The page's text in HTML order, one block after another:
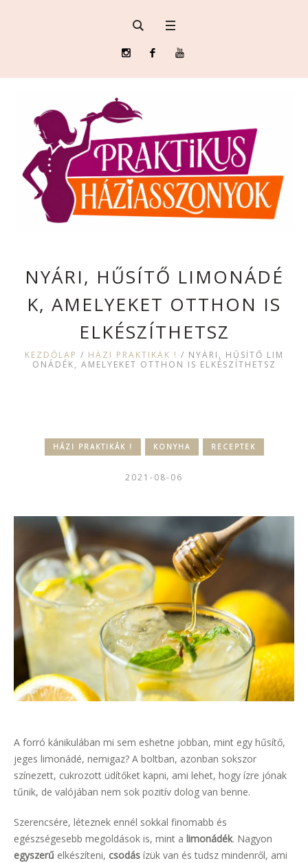
NYÁRI, HŰSÍTŐ LIMONÁDÉ
K, AMELYEKET OTTHON IS
ELKÉSZÍTHETSZ
KEZDŐLAP / HÁZI PRAKTIKÁK ! / NYÁRI, HŰSÍTŐ LIM
ONÁDÉK, AMELYEKET OTTHON IS ELKÉSZÍTHETSZ
HÁZI PRAKTIKÁK ! KONYHA RECEPTEK
2021-08-06
A forró kánikulában mi sem eshetne jobban, mint egy hűsítő,
jeges limonádé, nemigaz? A boltban, azonban sokszor
színezett, cukrozott üdítőket kapni, ami lehet, hogy ízre jónak
tűnik, de valójában nem sok pozitív dolog van benne.
Szerencsére, léteznek ennél sokkal finomabb és
egészségesebb megoldások is, mint a limonádék. Nagyon
egyszerű elkészíteni, csodás ízük van és tudsz mindenről, ami